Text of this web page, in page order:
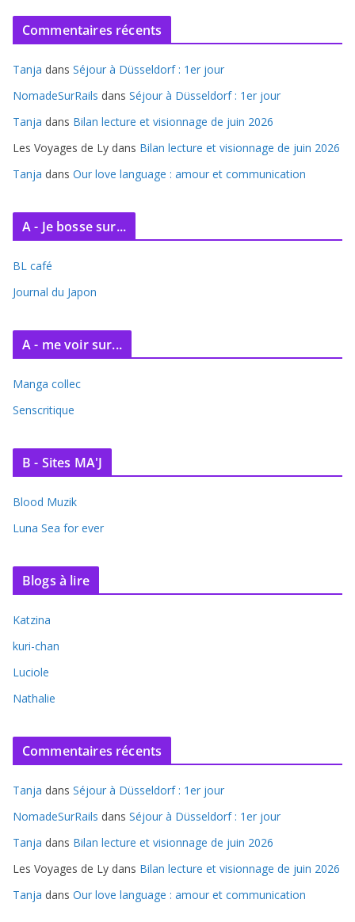
c
v
e
s
Commentaires récents
Tanja dans Séjour à Düsseldorf : 1er jour
NomadeSurRails dans Séjour à Düsseldorf : 1er jour
Tanja dans Bilan lecture et visionnage de juin 2026
Les Voyages de Ly dans Bilan lecture et visionnage de juin 2026
Tanja dans Our love language : amour et communication
A - Je bosse sur...
BL café
Journal du Japon
A - me voir sur...
Manga collec
Senscritique
B - Sites MA'J
Blood Muzik
Luna Sea for ever
Blogs à lire
Katzina
kuri-chan
Luciole
Nathalie
Commentaires récents
Tanja dans Séjour à Düsseldorf : 1er jour
NomadeSurRails dans Séjour à Düsseldorf : 1er jour
Tanja dans Bilan lecture et visionnage de juin 2026
Les Voyages de Ly dans Bilan lecture et visionnage de juin 2026
Tanja dans Our love language : amour et communication